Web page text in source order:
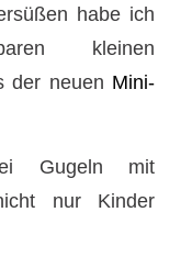
habe ich
kleinen
der neuen Mini-
Gugeln mit
nur Kinder